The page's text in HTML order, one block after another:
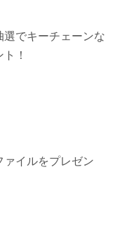
選でキーチェーンな
！
ァイルをプレゼン